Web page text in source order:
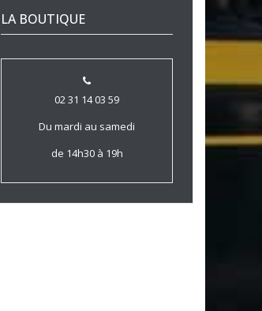
LA BOUTIQUE
02 31 14 03 59
Du mardi au samedi
de 14h30 à 19h